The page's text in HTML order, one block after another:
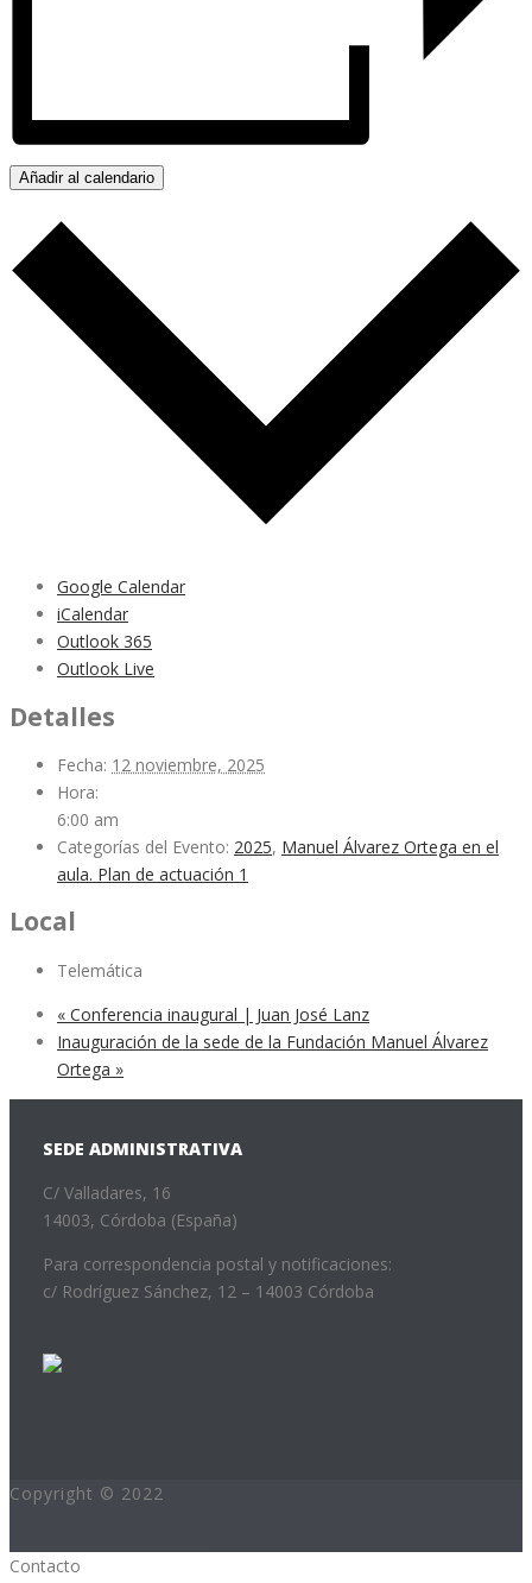
Añadir al calendario
Google Calendar
iCalendar
Outlook 365
Outlook Live
Detalles
Fecha: 12 noviembre, 2025
Hora:
6:00 am
Categorías del Evento: 2025, Manuel Álvarez Ortega en el
aula. Plan de actuación 1
Local
Telemática
« Conferencia inaugural | Juan José Lanz
Inauguración de la sede de la Fundación Manuel Álvarez
Ortega »
SEDE ADMINISTRATIVA
C/ Valladares, 16
14003, Córdoba (España)
Para correspondencia postal y notificaciones:
c/ Rodríguez Sánchez, 12 – 14003 Córdoba
Copyright © 2022
Contacto